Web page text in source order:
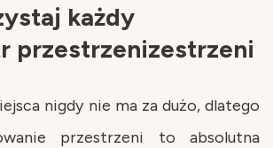
każdy
przestrzenizestrzeni
nigdy nie ma za dużo, dlatego
przestrzeni to absolutna